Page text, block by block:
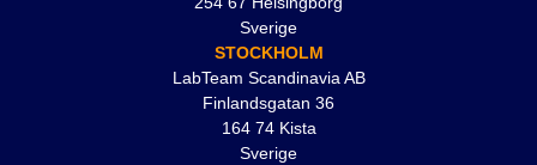
Sverige
STOCKHOLM
LabTeam Scandinavia AB
Finlandsgatan 36
164 74 Kista
Sverige